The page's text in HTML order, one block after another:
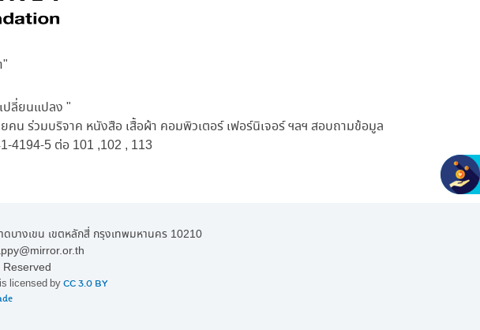
ปลี่ยนแปลง "
คน ร่วมบริจาค หนังสือ เสื้อผ้า คอมพิวเตอร์ เฟอร์นิเจอร์ ฯลฯ สอบถามข้อมูล
4194-5 ต่อ 101 ,102 , 113
บางเขน เขตหลักสี่ กรุงเทพมหานคร 10210
is licensed byCC 3.0 BY